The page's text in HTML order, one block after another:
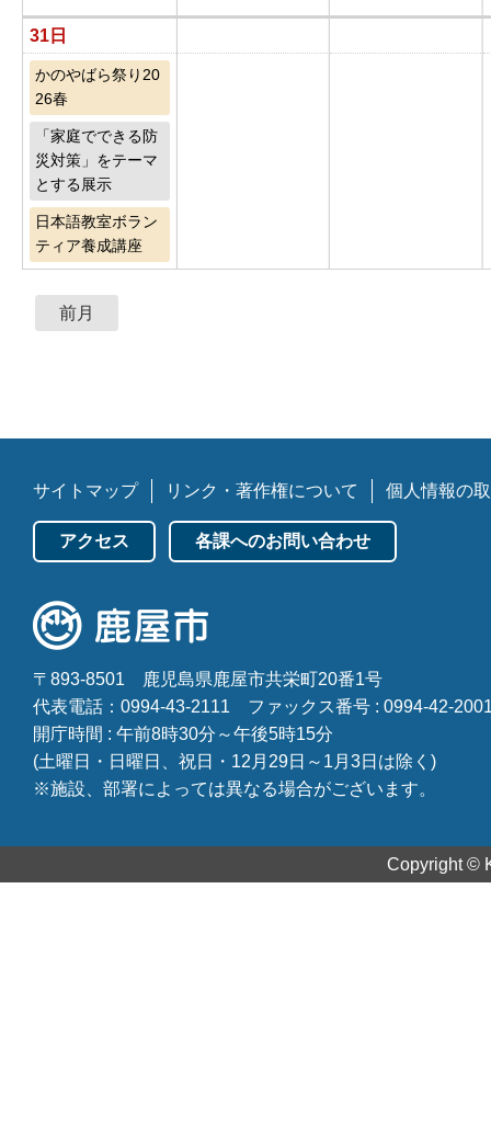
31日
かのやばら祭り20
26春
「家庭でできる防
災対策」をテーマ
とする展示
日本語教室ボラン
ティア養成講座
前月
サイトマップ リンク・著作権について 個人情報の
アクセス 各課へのお問い合わせ
〒893-8501
鹿児島県鹿屋市共栄町20番1号
代表電話：0994-43-2111
ファックス番号 : 0994-42-
開庁時間 : 午前8時30分～午後5時15分
(土曜日・日曜日、祝日・12月29日～1月3日は除く)
※施設、部署によっては異なる場合がございます。
Copyright ©